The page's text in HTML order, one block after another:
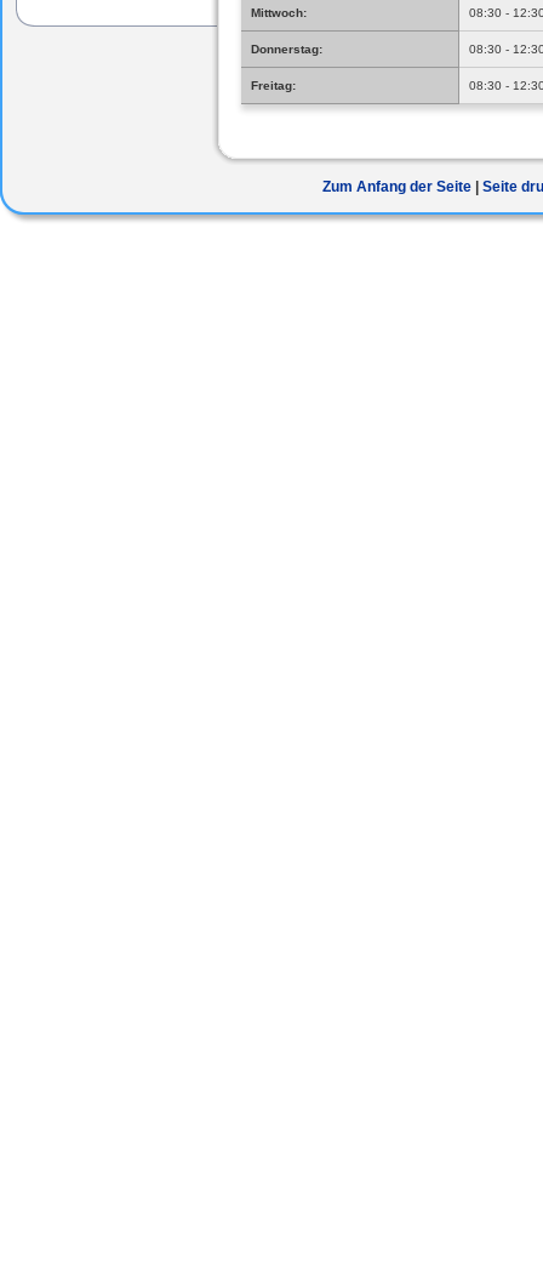
Mittwoch: 08:30 -
Donnerstag: 08:30 -
Freitag: 08:30 -
Zum Anfang der Seite Seite